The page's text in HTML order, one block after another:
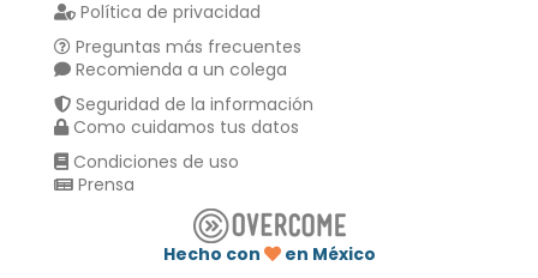
Política de privacidad
Preguntas más frecuentes
Recomienda a un colega
Seguridad de la información
Como cuidamos tus datos
Condiciones de uso
Prensa
Hecho con
en México